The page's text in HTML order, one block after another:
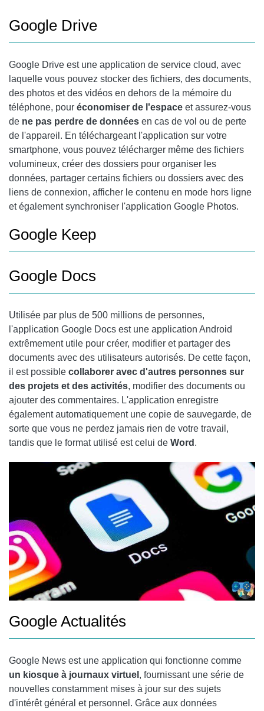
Google Drive
Google Drive est une application de service cloud, avec
laquelle vous pouvez stocker des fichiers, des documents,
des photos et des vidéos en dehors de la mémoire du
téléphone, pour économiser de l'espace et assurez-vous
de ne pas perdre de données en cas de vol ou de perte
de l'appareil. En téléchargeant l'application sur votre
smartphone, vous pouvez télécharger même des fichiers
volumineux, créer des dossiers pour organiser les
données, partager certains fichiers ou dossiers avec des
liens de connexion, afficher le contenu en mode hors ligne
et également synchroniser l'application Google Photos.
Google Keep
Google Docs
Utilisée par plus de 500 millions de personnes,
l'application Google Docs est une application Android
extrêmement utile pour créer, modifier et partager des
documents avec des utilisateurs autorisés. De cette façon,
il est possible collaborer avec d'autres personnes sur
des projets et des activités, modifier des documents ou
ajouter des commentaires. L'application enregistre
également automatiquement une copie de sauvegarde, de
sorte que vous ne perdez jamais rien de votre travail,
tandis que le format utilisé est celui de Word .
Google Actualités
Google News est une application qui fonctionne comme
un kiosque à journaux virtuel , fournissant une série de
nouvelles constamment mises à jour sur des sujets
d'intérêt général et personnel. Grâce aux données